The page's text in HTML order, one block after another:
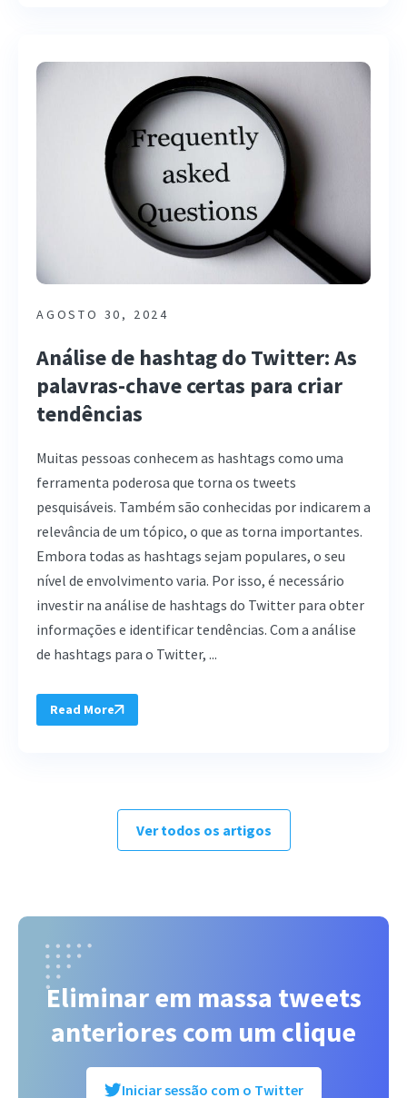
AGOSTO 30, 2024
Análise de hashtag do Twitter: As
palavras-chave certas para criar
tendências
Muitas pessoas conhecem as hashtags como uma
ferramenta poderosa que torna os tweets
pesquisáveis. Também são conhecidas por indicarem a
relevância de um tópico, o que as torna importantes.
Embora todas as hashtags sejam populares, o seu
nível de envolvimento varia. Por isso, é necessário
investir na análise de hashtags do Twitter para obter
informações e identificar tendências. Com a análise
de hashtags para o Twitter, ...
Read More
Ver todos os artigos
Eliminar em massa tweets
anteriores com um clique
Iniciar sessão com o Twitter